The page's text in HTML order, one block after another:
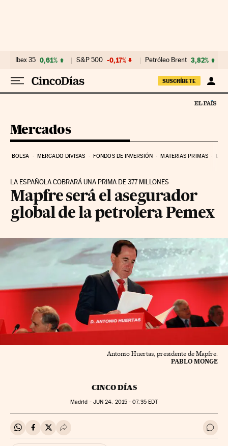
Ibex 35 0,61% S&P 500 -0,17% Petróleo Brent 3,82%
SUSCRÍBETE
Mercados
BOLSA MERCADO DIVISAS FONDOS DE INVERSIÓN MATERIAS PRIMAS
LA ESPAÑOLA COBRARÁ UNA PRIMA DE 377 MILLONES
Mapfre será el asegurador
global de la petrolera Pemex
Antonio Huertas, presidente de Mapfre.
PABLO MONGE
CINCO DÍAS
Madrid - JUN 24, 2015 - 07:35EDT
Compartir en Whatsapp
Compartir en Facebook
Compartir en Twitter
Desplegar Redes Sociales Ir a